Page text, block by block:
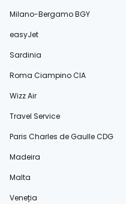
Milano-Bergamo BGY
easyJet
Sardinia
Roma Ciampino CIA
Wizz Air
Travel Service
Paris Charles de Gaulle CDG
Madeira
Malta
Veneția